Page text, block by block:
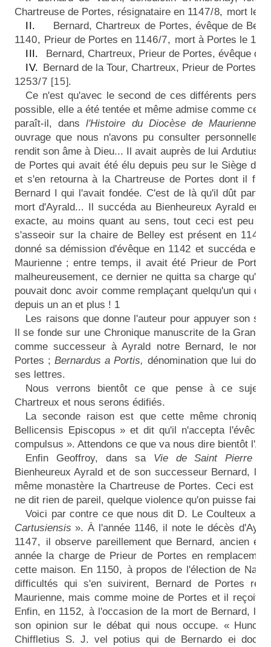
Chartreuse de Portes, résignataire en 1147/8, mort le
II.
Bernard, Chartreux de Portes, évêque de
1140, Prieur de Portes en 1146/7, mort à Portes le 16
III.
Bernard, Chartreux, Prieur de Portes, évêque de
IV. Bernard de la Tour, Chartreux, Prieur de Portes,
1253/7 [15].
Ce n'est qu'avec le second de ces différents
possible, elle a été tentée et même admise comme
paraît-il, dansl'Histoire du Diocèse de Maurienne,
ouvrage que nous n'avons pu consulter
rendit son âme à Dieu... Il avait auprès de lui Ardutius,
de Portes qui avait été élu depuis peu sur le Siège de
et s'en retourna à la Chartreuse de Portes dont il fut
Bernard I qui l'avait fondée. C'est de là qu'il dût partir
mort d'Ayrald... Il succéda au Bienheureux Ayrald en
exacte, au moins quant au sens, tout ceci est peu
s'asseoir sur la chaire de Belley est présent en 1146
donné sa démission d'évêque en 1142et succéda en
Maurienne ; entre temps, il avait été Prieur de
malheureusement, ce dernier ne quitta sa charge qu'en
pouvait donc avoir comme remplaçant quelqu'un qui
depuis un an et plus ! 1
Les raisons que donne l'auteur pour appuyer son
Il se fonde sur une Chronique manuscrite de la Grande
comme successeur à Ayrald notre Bernard, le
Portes ; Bernardus a Portis, dénomination que lui
ses lettres.
Nous verrons bientôt ce que pense à ce sujet
Chartreux et nous serons édifiés.
La seconde raison est que cette même
Bellicensis Episcopus » et dit qu'il n'accepta
compulsus ». Attendons ce que va nous dire bientôt
Enfin Geoffroy, dans sa Vie de Saint Pierre
Bienheureux Ayrald et de son successeur Bernard,
même monastère la Chartreuse de Portes. Ceci est
ne dit rien de pareil, quelque violence qu'on puisse faire
Voici par contre ce que nous dit D. Le Coulteux au
Cartusiensis ». À l'année 1146, il note le décès
1147, il observe pareillement que Bernard, ancien
année la charge de Prieur de Portes en
cette maison. En 1150, à propos de l'élection de
difficultés qui s'en suivirent, Bernard de Portes
Maurienne, mais comme moine de Portes et il reçoit
Enfin, en 1152, à l'occasion de la mort de Bernard,
son opinion sur le débat qui nous occupe. « Hunc
Chiffletius S. J. vel potius qui de Bernardo ei